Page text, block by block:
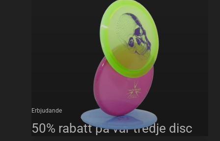
Erbjudande
50% rabatt på var tredje disc